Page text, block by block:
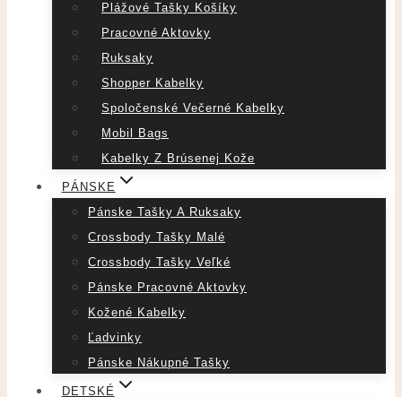
Plážové Tašky Košíky
Pracovné Aktovky
Ruksaky
Shopper Kabelky
Spoločenské Večerné Kabelky
Mobil Bags
Kabelky Z Brúsenej Kože
PÁNSKE
Pánske Tašky A Ruksaky
Crossbody Tašky Malé
Crossbody Tašky Veľké
Pánske Pracovné Aktovky
Kožené Kabelky
Ľadvinky
Pánske Nákupné Tašky
DETSKÉ